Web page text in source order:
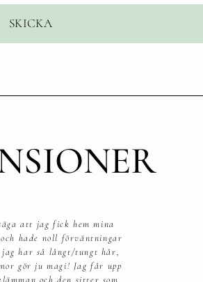
SKICKA
att jag fick hem mina
hade noll förväntningar
har så långt/tungt hår,
gör ju magi! Jag får upp